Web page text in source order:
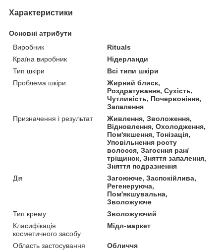
Характеристики
Основні атрибути
Виробник
Rituals
Країна виробник
Нідерланди
Тип шкіри
Всі типи шкіри
Проблема шкіри
Жирний блиск,
Роздратування, Сухість,
Чутливість, Почервоніння,
Запалення
Призначення і результат
Живлення, Зволоження,
Відновлення, Охолодження,
Пом'якшення, Тонізація,
Уповільнення росту
волосся, Загоєння ран/
тріщинок, Зняття запалення,
Зняття подразнення
Дія
Загоююче, Заспокійлива,
Регенеруюча,
Пом'якшувальна,
Зволожуюче
Тип крему
Зволожуючий
Класифікація
косметичного засобу
Мідл-маркет
Область застосування
Обличчя